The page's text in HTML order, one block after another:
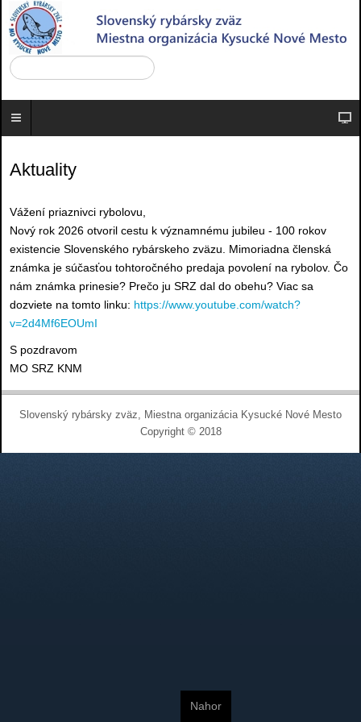
Aktuality
Vážení priaznivci rybolovu,
Nový rok 2026 otvoril cestu k významnému jubileu - 100 rokov
existencie Slovenského rybárskeho zväzu. Mimoriadna členská
známka je súčasťou tohtoročného predaja povolení na rybolov. Čo
nám známka prinesie? Prečo ju SRZ dal do obehu? Viac sa
dozviete na tomto linku: https://www.youtube.com/watch?
v=2d4Mf6EOUmI
S pozdravom
MO SRZ KNM
Slovenský rybársky zväz, Miestna organizácia Kysucké Nové Mesto
Copyright © 2018
Nahor